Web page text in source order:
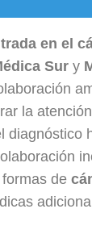
en el
Sur y
la
diagnóstico
de